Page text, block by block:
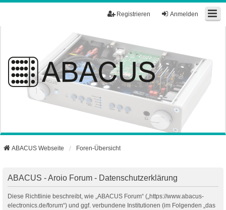
Anmelden
Registrieren
ABACUS Webseite Foren-Übersicht
ABACUS - Aroio Forum - Datenschutzerklärung
Diese Richtlinie beschreibt, wie „ABACUS Forum“ („https://www.abacus-
electronics.de/forum“) und ggf. verbundene Institutionen (im Folgenden „das